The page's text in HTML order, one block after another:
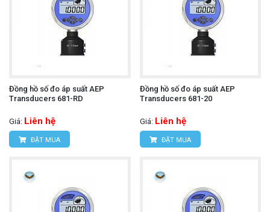
Đồng hồ số đo áp suất AEP
Transducers 681-RD
Giá: Liên hệ
ĐẶT MUA
Đồng hồ số đo áp suất AEP
Transducers 681-20
Giá: Liên hệ
ĐẶT MUA